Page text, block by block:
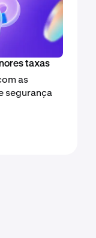
taxas
as
segurança